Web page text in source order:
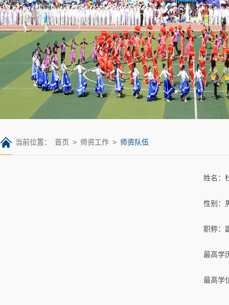
当前位置： 首页 > 师资工作 > 师资队伍
姓名：
性别：
职称：
最高学
最高学